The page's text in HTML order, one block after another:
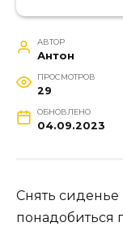
АВТОР
Антон
ПРОСМОТРОВ
29
ОБНОВЛЕНО
04.09.2023
Снять сиденье